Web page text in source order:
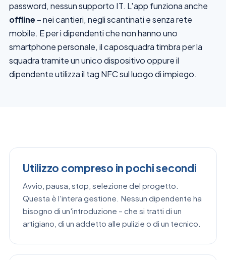
password, nessun supporto IT. L'app funziona anche
offline – nei cantieri, negli scantinati e senza rete
mobile. E per i dipendenti che non hanno uno
smartphone personale, il caposquadra timbra per la
squadra tramite un unico dispositivo oppure il
dipendente utilizza il tag NFC sul luogo di impiego.
Utilizzo compreso in pochi secondi
Avvio, pausa, stop, selezione del progetto.
Questa è l'intera gestione. Nessun dipendente ha
bisogno di un'introduzione – che si tratti di un
artigiano, di un addetto alle pulizie o di un tecnico.